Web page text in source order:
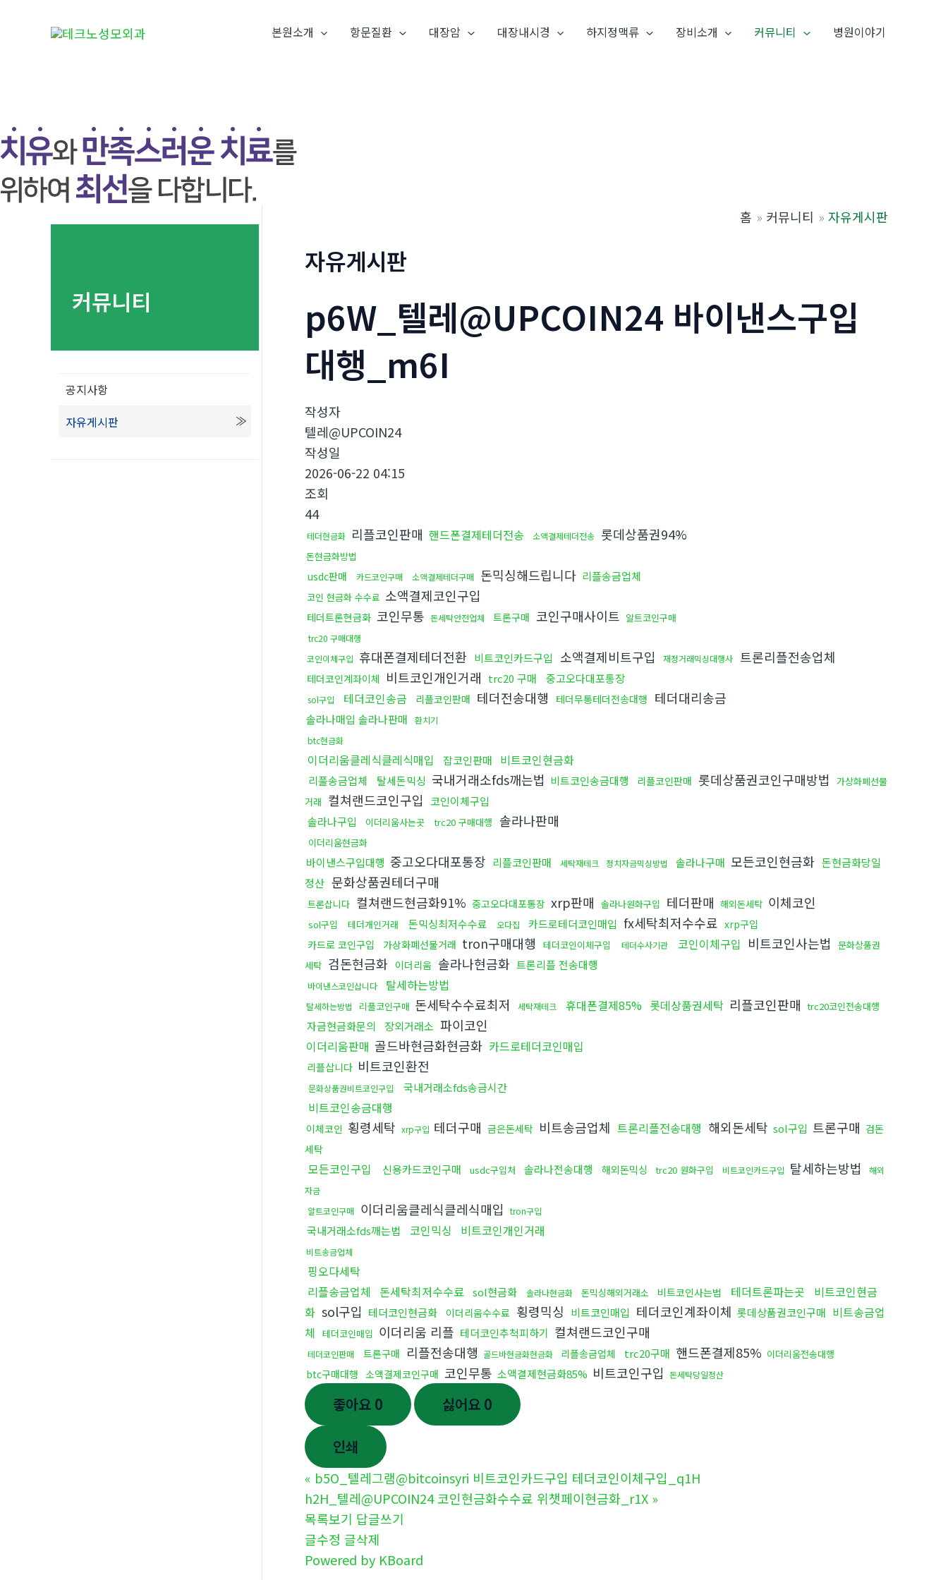
뛰
기
본원소개 항문질환 대장암 대장내시경 하지정맥류 장비소개 커뮤니티 병원이야기
커뮤니티
공지사항
자유게시판
홈 커뮤니티 자유게시판
자유게시판
p6W_텔레@UPCOIN24 바이낸스구입
대행_m6I
작성자
텔레@UPCOIN24
작성일
2026-06-22 04:15
조회
44
테더현금화 리플코인판매 핸드폰결제테더전송 소액결제테더전송 롯데상품권94%
돈현금화방법
usdc판매 카드코인구매 소액결제테더구매 돈믹싱해드립니다 리플송금업체
코인 현금화 수수료 소액결제코인구입
테더트론현금화 코인무통 돈세탁안전업체 트론구매 코인구매사이트 알트코인구매
trc20 구매대행
코인이체구입 휴대폰결제테더전환 비트코인카드구입 소액결제비트구입 재정거래믹싱대행사 트론리플전송업체
테더코인계좌이체 비트코인개인거래 trc20 구매 중고오다대포통장
sol구입 테더코인송금 리플코인판매 테더전송대행 테더무통테더전송대행 테더대리송금
솔라나매입 솔라나판매
환치기
btc현금화
이더리움클레식클레식매입 잡코인판매 비트코인현금화
리플송금업체 탈세돈믹싱 국내거래소fds깨는법 비트코인송금대행 리플코인판매 롯데상품권코인구매방법
가상화폐선물
거래 컬쳐랜드코인구입
코인이체구입
솔라나구입
이더리움사는곳 trc20 구매대행 솔라나판매
이더리움현금화
바이낸스구입대행 중고오다대포통장 리플코인판매 세탁재테크 정치자금믹싱방법 솔라나구매 모든코인현금화 돈현금화당일
정산 문화상품권테더구매
트론삽니다 컬쳐랜드현금화91% 중고오다대포통장 xrp판매 솔라나원화구입 테더판매 해외돈세탁 이체코인
sol구입 테더개인거래 돈믹싱최저수수료 오다집 카드로테더코인매입 fx세탁최저수수료 xrp구입
카드로 코인구입
가상화폐선물거래 tron구매대행 테더코인이체구입 테더수사기관 코인이체구입 비트코인사는법
문화상품권
세탁 검돈현금화 이더리움 솔라나현금화 트론리플 전송대행
바이낸스코인삽니다 탈세하는방법
탈세하는방법 리플코인구매 돈세탁수수료최저 세탁재테크 휴대폰결제85% 롯데상품권세탁 리플코인판매 trc20코인전송대행
자금현금화문의 장외거래소 파이코인
이더리움판매 골드바현금화현금화 카드로테더코인매입
리플삽니다 비트코인환전
문화상품권비트코인구입 국내거래소fds송금시간
비트코인송금대행
이체코인 횡령세탁 xrp구입 테더구매 금은돈세탁 비트송금업체 트론리플전송대행 해외돈세탁 sol구입 트론구매 검돈
세탁
모든코인구입 신용카드코인구매 usdc구입처 솔라나전송대행 해외돈믹싱 trc20 원화구입 비트코인카드구입 탈세하는방법
해외
자금
알트코인구매 이더리움클레식클레식매입 tron구입
국내거래소fds깨는법 코인믹싱 비트코인개인거래
비트송금업체
핑오다세탁
리플송금업체
돈세탁최저수수료 sol현금화 솔라나현금화 돈믹싱해외거래소 비트코인사는법 테더트론파는곳
비트코인현금
화 sol구입 테더코인현금화 이더리움수수료 횡령믹싱 비트코인매입 테더코인계좌이체 롯데상품권코인구매 비트송금업
체
테더코인매입 이더리움 리플 테더코인추척피하기 컬쳐랜드코인구매
테더코인판매 트론구매 리플전송대행 골드바현금화현금화 리플송금업체 trc20구매 핸드폰결제85% 이더리움전송대행
btc구매대행 소액결제코인구매 코인무통 소액결제현금화85% 비트코인구입 돈세탁당일정산
좋아요 0 싫어요 0
인쇄
« b5O_텔레그램@bitcoinsyri 비트코인카드구입 테더코인이체구입_q1H
h2H_텔레@UPCOIN24 코인현금화수수료 위챗페이현금화_r1X »
목록보기 답글쓰기
글수정 글삭제
Powered by KBoard